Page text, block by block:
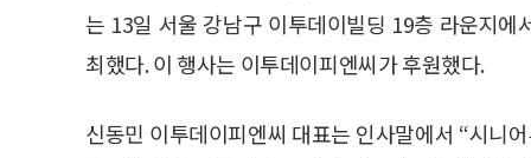
는 13일 서울 강남구 이투데이빌딩 19층 라운지에
최했다. 이 행사는 이투데이피엔씨가 후원했다.
신동민 이투데이피엔씨 대표는 인사말에서 “시니